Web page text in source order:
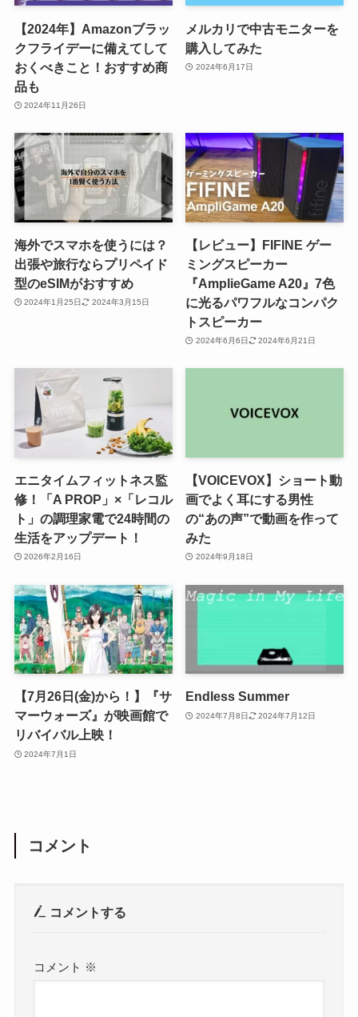
【2024年】Amazonブラッ
クフライデーに備えてして
おくべきこと！おすすめ商
品も
2024年11月26日
メルカリで中古モニターを
購入してみた
2024年6月17日
海外でスマホを使うには？
出張や旅行ならプリペイド
型のeSIMがおすすめ
2024年1月25日 2024年3月15日
【レビュー】FIFINE ゲー
ミングスピーカー
『AmplieGame A20』7色
に光るパワフルなコンパク
トスピーカー
2024年6月6日 2024年6月21日
エニタイムフィットネス監
修！「A PROP」×「レコル
ト」の調理家電で24時間の
生活をアップデート！
2026年2月16日
【VOICEVOX】ショート動
画でよく耳にする男性
の“あの声”で動画を作って
みた
2024年9月18日
【7月26日(金)から！】『サ
マーウォーズ』が映画館で
リバイバル上映！
2024年7月1日
Endless Summer
2024年7月8日 2024年7月12日
コメント
コメントする
コメント ※